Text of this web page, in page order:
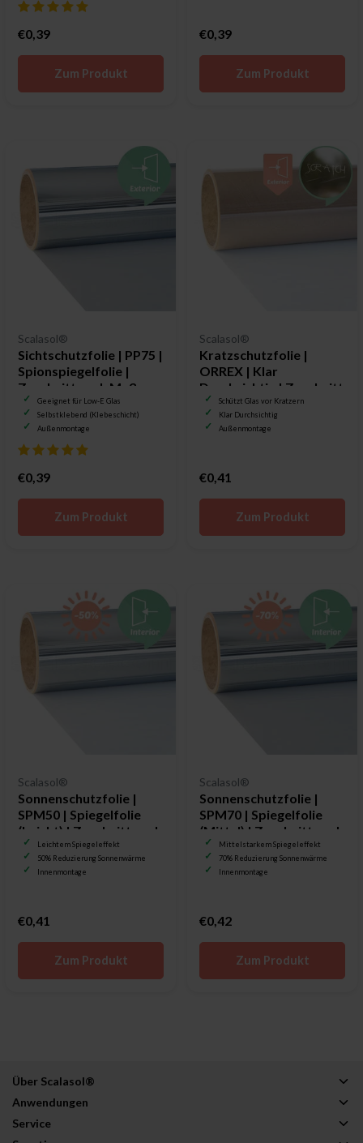
€0,39
Zum Produkt
€0,39
Zum Produkt
Scalasol®
Sichtschutzfolie | PP75 |
Spionspiegelfolie |
Zuschnitt nach Maß
Geeignet für Low-E Glas
Selbstklebend (Klebeschicht)
Außenmontage
€0,39
Zum Produkt
Scalasol®
Kratzschutzfolie |
ORREX | Klar
Durchsichtig | Zuschnitt
nach Maß
Schützt Glas vor Kratzern
Klar Durchsichtig
Außenmontage
€0,41
Zum Produkt
Scalasol®
Sonnenschutzfolie |
SPM50 | Spiegelfolie
(Leicht) | Zuschnitt nach
MaßLeichtem Spiegeleffekt
50% Reduzierung Sonnenwärme
Innenmontage
€0,41
Zum Produkt
Scalasol®
Sonnenschutzfolie |
SPM70 | Spiegelfolie
(Mittel) | Zuschnitt nach
MaßMittelstarkem Spiegeleffekt
70% Reduzierung Sonnenwärme
Innenmontage
€0,42
Zum Produkt
Über Scalasol®
Anwendungen
Service